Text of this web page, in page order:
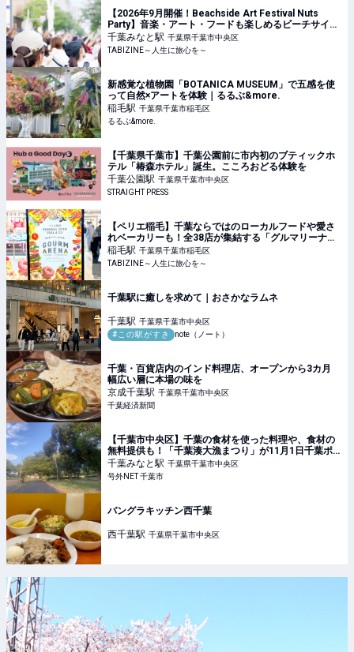
【2026年9月開催！Beachside Art Festival Nuts
Party】音楽・アート・フードも楽しめるビーチサイド
フェス｜千葉ポートパーク | TABIZINE～人生に旅心を
～
千葉みなと駅 千葉県千葉市中央区
TABIZINE～人生に旅心を～
新感覚な植物園「BOTANICA MUSEUM」で五感を使
って自然×アートを体験｜るるぶ&more.
稲毛駅 千葉県千葉市稲毛区
るるぶ&more.
【千葉県千葉市】千葉公園前に市内初のブティックホ
テル「椿森ホテル」誕生。こころおどる体験を
千葉公園駅 千葉県千葉市中央区
STRAIGHT PRESS
【ペリエ稲毛】千葉ならではのローカルフードや愛さ
れベーカリーも！全38店が集結する「グルマリーナ」
がリニューアルオープン | TABIZINE～人生に旅心を～
稲毛駅 千葉県千葉市稲毛区
TABIZINE～人生に旅心を～
千葉駅に癒しを求めて｜おさかなラムネ
千葉駅 千葉県千葉市中央区
#この駅がすき
note（ノート）
千葉・百貨店内のインド料理店、オープンから3カ月
幅広い層に本場の味を
京成千葉駅 千葉県千葉市中央区
千葉経済新聞
【千葉市中央区】千葉の食材を使った料理や、食材の
無料提供も！「千葉湊大漁まつり」が11月1日千葉ポ
ートパークで開催されます！
千葉みなと駅 千葉県千葉市中央区
号外NET 千葉市
バングラキッチン西千葉
西千葉駅 千葉県千葉市中央区